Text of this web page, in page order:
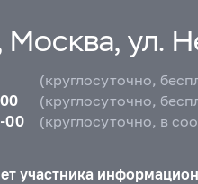
Москва, ул.
(круглосуточно,
(круглосуточно,
00
(круглосуточно, в
участника